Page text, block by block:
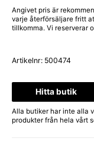
Angivet pris är
varje återförsäljare fritt
tillkomma. Vi reserverar
Artikelnr: 500474
Hitta butik
Alla butiker har inte alla
produkter från hela vårt